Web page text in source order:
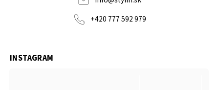
+420 777 592 979
INSTAGRAM